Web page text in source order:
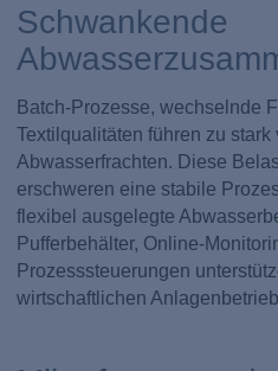
Schwankende
Batch-Prozesse, wechselnde
Textilqualitäten führen zu stark
Abwasserfrachten. Diese
erschweren eine stabile
flexibel ausgelegte
Pufferbehälter, Online-
Prozesssteuerungen
wirtschaftlichen